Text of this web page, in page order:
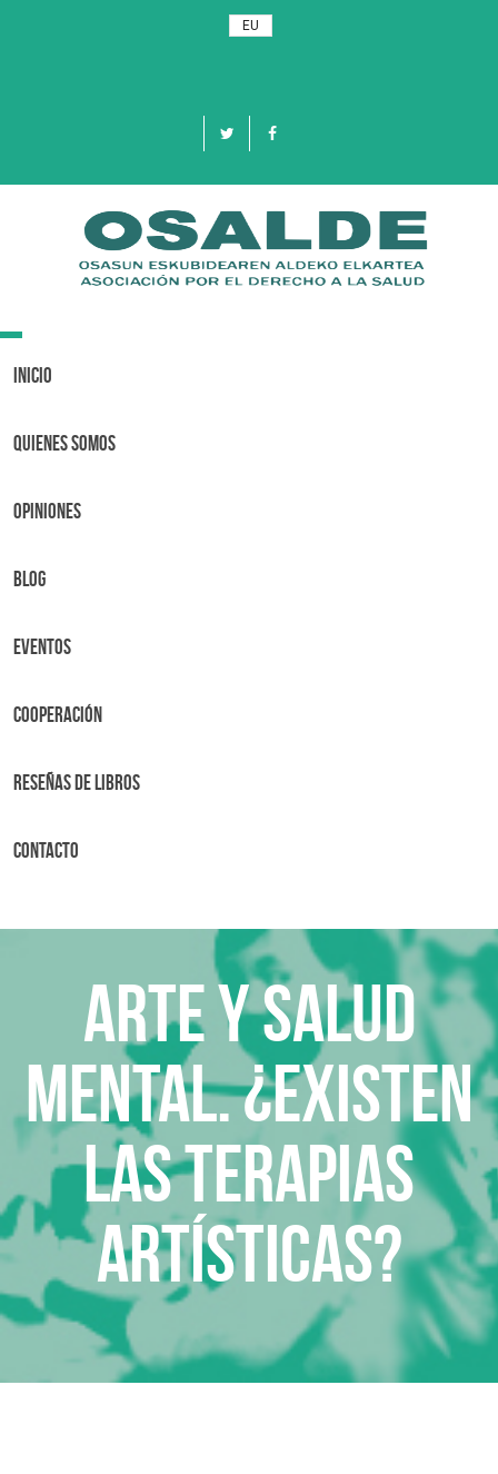
EU
Toggle
Inicio
Quienes Somos
OPINIONES
BLOG
Eventos
Cooperación
Reseñas de libros
Contacto
Arte y salud
mental. ¿Existen
las terapias
artísticas?